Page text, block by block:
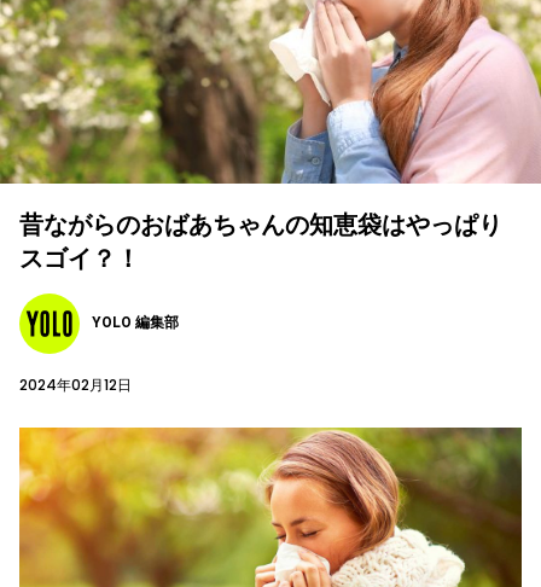
昔ながらのおばあちゃんの知恵袋はやっぱり
スゴイ？！
YOLO 編集部
2024年02月12日